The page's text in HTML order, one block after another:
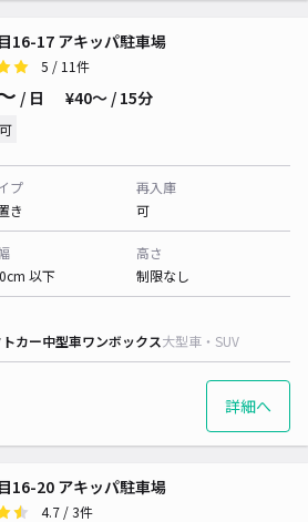
16-17 アキッパ駐車場
5 / 11件
/ 日 ¥40〜 / 15分
プ
き
再入庫
可
以下
高さ
制限なし
カー中型車ワンボックス大型車・SUV
詳細へ
16-20 アキッパ駐車場
4.7 / 3件